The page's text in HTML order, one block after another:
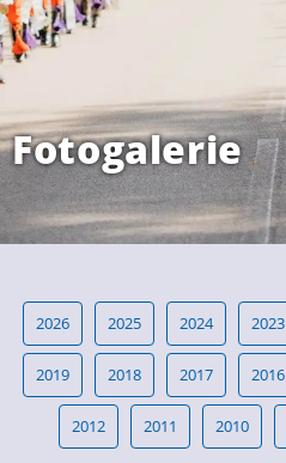
Fotogalerie
2026 2025 2024 2023
2019 2018 2017 2016
2012 2011 2010